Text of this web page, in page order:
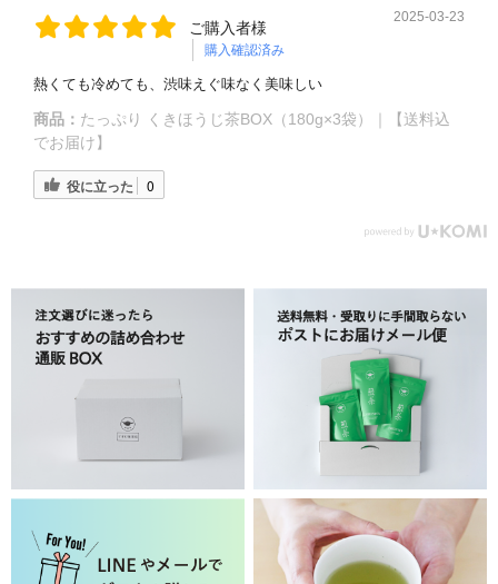
ご購入者様
購入確認済み
2025-03-23
熱くても冷めても、渋味えぐ味なく美味しい
商品： たっぷり くきほうじ茶BOX（180g×3袋）｜【送料込
でお届け】
役に立った 0